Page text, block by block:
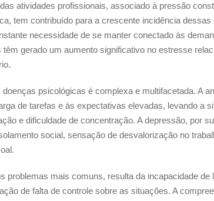
atividades profissionais, associado à pressão
tem contribuído para a crescente incidência
necessidade de se manter conectado às
têm gerado um aumento significativo no estresse
psicológicas é complexa e multifacetada. A
de tarefas e às expectativas elevadas, levando a
e dificuldade de concentração. A depressão, por
social, sensação de desvalorização no
problemas mais comuns, resulta da incapacidade de
de falta de controle sobre as situações. A